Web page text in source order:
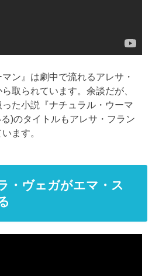
ン』は劇中で流れるアレサ・
取られています。余談だが、
た小説『ナチュラル・ウーマ
)のタイトルもアレサ・フラン
ます。
・ヴェガがエマ・ス